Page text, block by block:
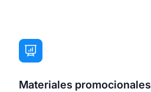
Materiales promocionales